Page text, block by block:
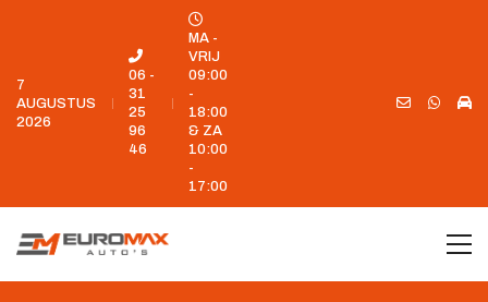
7
AUGUSTUS
2026
06 -
31
25
96
46
MA -
VRIJ
09:00
-
18:00
& ZA
10:00
-
17:00